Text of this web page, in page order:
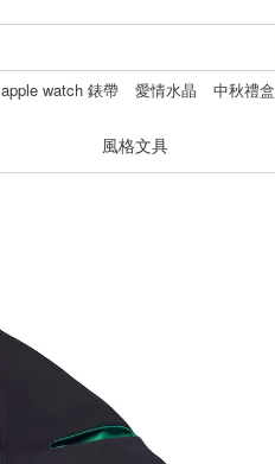
apple watch 錶帶 愛情水晶
中秋禮盒
風格文具